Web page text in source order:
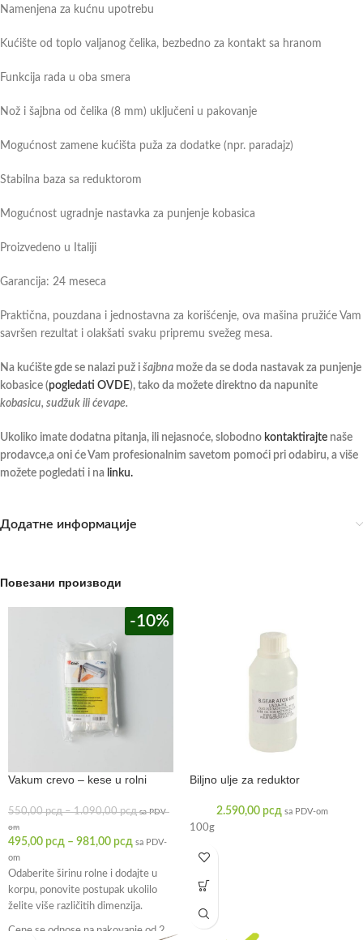
Namenjena za kućnu upotrebu
Kućište od toplo valjanog čelika, bezbedno za kontakt sa hranom
Funkcija rada u oba smera
Nož i šajbna od čelika (8 mm) uključeni u pakovanje
Mogućnost zamene kućišta puža za dodatke (npr. paradajz)
Stabilna baza sa reduktorom
Mogućnost ugradnje nastavka za punjenje kobasica
Proizvedeno u Italiji
Garancija: 24 meseca
Praktična, pouzdana i jednostavna za korišćenje, ova mašina pružiće Vam
savršen rezultat i olakšati svaku pripremu svežeg mesa.
Na kućište gde se nalazi puž i šajbna može da se doda nastavak za punjenje
kobasice (pogledati OVDE), tako da možete direktno da napunite
kobasicu, sudžuk ili ćevape.
Ukoliko imate dodatna pitanja, ili nejasnoće, slobodno kontaktirajte naše
prodavce,a oni će Vam profesionalnim savetom pomoći pri odabiru, a više
možete pogledati i na linku.
Додатне информације
Повезани производи
-10%
Vakum crevo – kese u rolni
550,00рсд – 1.090,00рсд sa PDV-
om
495,00 рсд – 981,00 рсд sa PDV-
om
Odaberite širinu rolne i dodajte u
korpu, ponovite postupak ukolilo
želite više različitih dimenzija.
Cene se odnose na pakovanje od 2
Biljno ulje za reduktor
2.590,00 рсд sa PDV-om
100g